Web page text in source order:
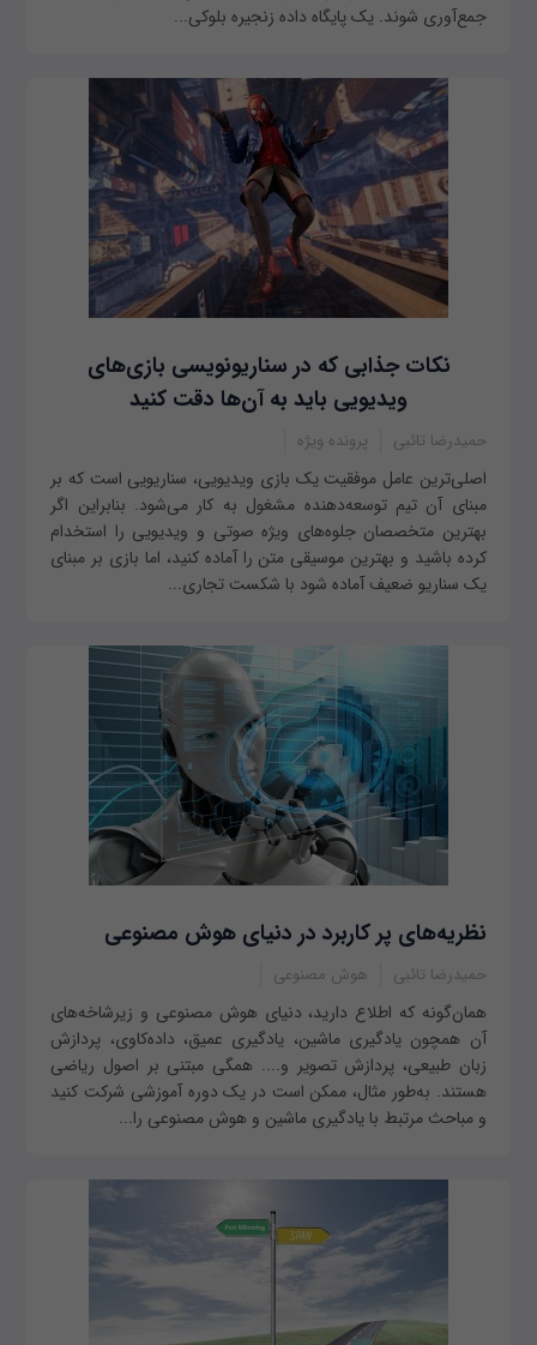
جمع‌آوری شوند. یک پایگاه داده زنجیره بلوکی...
نکات جذابی که در سناریونویسی بازی‎‌های
ویدیویی باید به آن‌ها دقت کنید
حمیدرضا تائبی پرونده ویژه
اصلی‌ترین عامل موفقیت یک بازی ویدیویی، سناریویی است که بر
مبنای آن تیم توسعه‌دهنده مشغول به کار می‌شود. بنابراین اگر
بهترین متخصصان جلوه‌های ویژه صوتی و ویدیویی را استخدام
کرده باشید و بهترین موسیقی متن را آماده کنید، اما بازی بر مبنای
یک سناریو ضعیف آماده شود با شکست تجاری...
نظریه‌های پر کاربرد در دنیای هوش مصنوعی
حمیدرضا تائبی هوش مصنوعی
همان‌گونه که اطلاع دارید، دنیای هوش مصنوعی و زیرشاخه‌های
آن همچون یادگیری ماشین، یادگیری عمیق، داده‌کاوی، پردازش
زبان طبیعی، پردازش تصویر و.... همگی مبتنی بر اصول ریاضی
هستند. به‌طور مثال، ممکن است در یک دوره آموزشی شرکت کنید
و مباحث مرتبط با یادگیری ماشین و هوش مصنوعی را...